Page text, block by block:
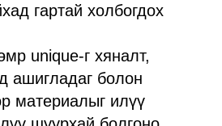
гартай холбогдох
unique-г хяналт,
ашигладаг болон
материалыг илүү